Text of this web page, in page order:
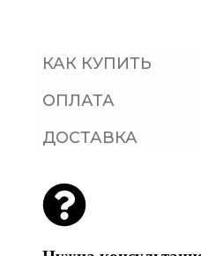
КАК КУПИТЬ
ОПЛАТА
ДОСТАВКА